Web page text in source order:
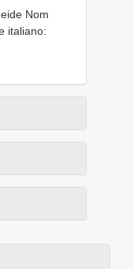
Nom
italiano: